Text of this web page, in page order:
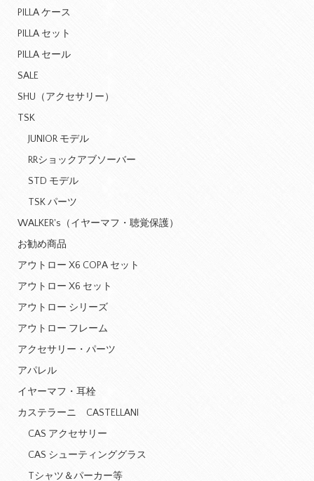
PILLA ケース
PILLA セット
PILLA セール
SALE
SHU（アクセサリー）
TSK
JUNIOR モデル
RRショックアブソーバー
STD モデル
TSK パーツ
WALKER's（イヤーマフ・聴覚保護）
お勧め商品
アウトロー X6 COPA セット
アウトロー X6 セット
アウトロー シリーズ
アウトロー フレーム
アクセサリー・パーツ
アパレル
イヤーマフ・耳栓
カステラーニ CASTELLANI
CAS アクセサリー
CAS シューティンググラス
Tシャツ＆パーカー等